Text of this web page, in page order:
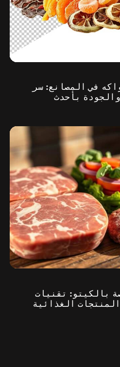
في المصانع: سر
بأحدث
بالكيتو: تقنيات
الغذائية